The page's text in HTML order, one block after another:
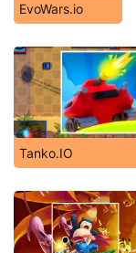
EvoWars.io
Tanko.IO